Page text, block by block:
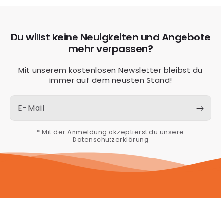
Du willst keine Neuigkeiten und Angebote
mehr verpassen?
Mit unserem kostenlosen Newsletter bleibst du
immer auf dem neusten Stand!
E-Mail
* Mit der Anmeldung akzeptierst du unsere
Datenschutzerklärung